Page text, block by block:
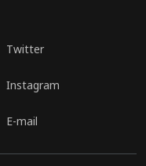
Twitter
Instagram
E-mail